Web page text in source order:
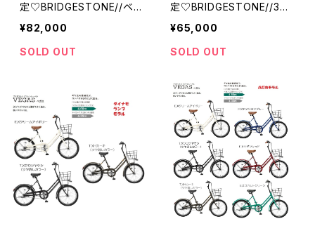
定♡BRIDGESTONE//ベル
ト//５段//オルディナ F5B //
ブリジストン
¥82,000
SOLD OUT
定♡BRIDGESTONE//3
段//トートボックス（ラー
ジ）//ブリジストン
¥65,000
SOLD OUT